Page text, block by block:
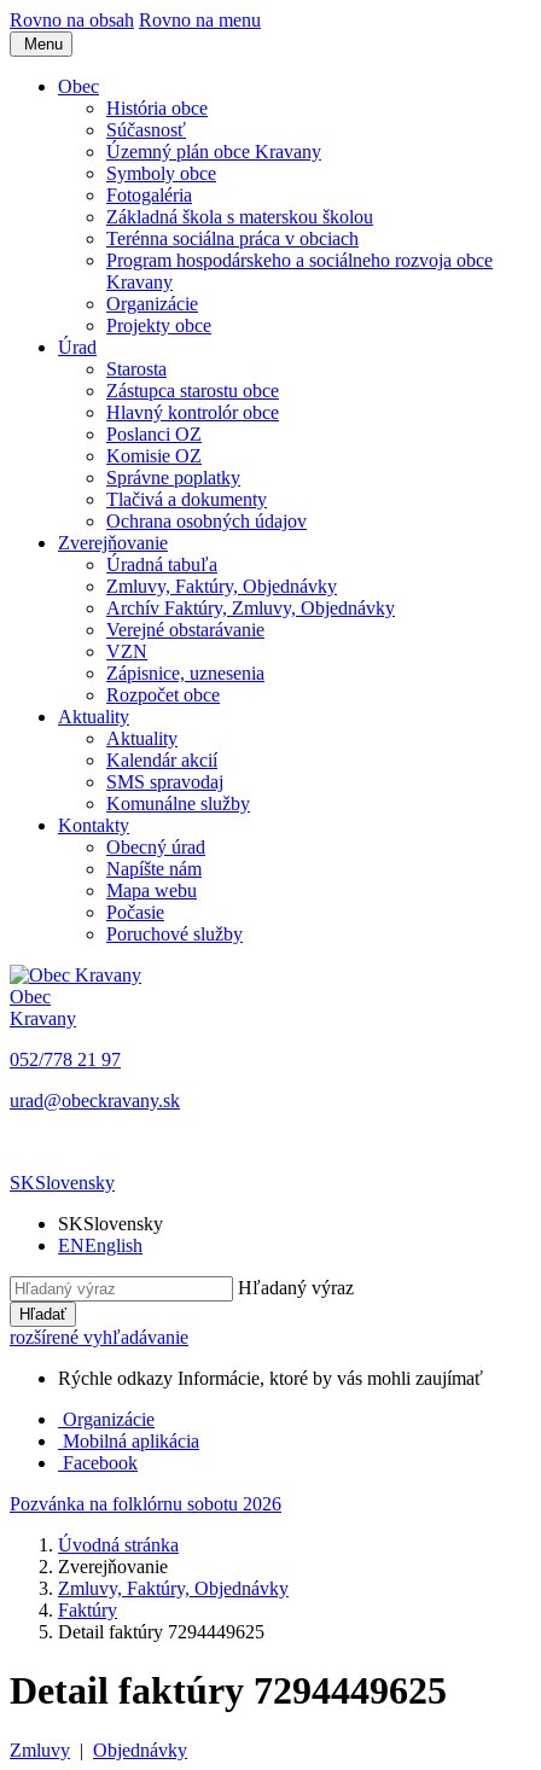
Rovno na obsah Rovno na menu
Menu
Obec
História obce
Súčasnosť
Územný plán obce Kravany
Symboly obce
Fotogaléria
Základná škola s materskou školou
Terénna sociálna práca v obciach
Program hospodárskeho a sociálneho rozvoja obce
Kravany
Organizácie
Projekty obce
Úrad
Starosta
Zástupca starostu obce
Hlavný kontrolór obce
Poslanci OZ
Komisie OZ
Správne poplatky
Tlačivá a dokumenty
Ochrana osobných údajov
Zverejňovanie
Úradná tabuľa
Zmluvy, Faktúry, Objednávky
Archív Faktúry, Zmluvy, Objednávky
Verejné obstarávanie
VZN
Zápisnice, uznesenia
Rozpočet obce
Aktuality
Aktuality
Kalendár akcií
SMS spravodaj
Komunálne služby
Kontakty
Obecný úrad
Napíšte nám
Mapa webu
Počasie
Poruchové služby
Obec
Kravany
052/778 21 97
urad@obeckravany.sk
SKSlovensky
SKSlovensky
ENEnglish
Hľadaný výraz
Hľadať
rozšírené vyhľadávanie
Rýchle odkazy Informácie, ktoré by vás mohli zaujímať
Organizácie
Mobilná aplikácia
Facebook
Pozvánka na folklórnu sobotu 2026
Úvodná stránka
Zverejňovanie
Zmluvy, Faktúry, Objednávky
Faktúry
Detail faktúry 7294449625
Detail faktúry 7294449625
Zmluvy | Objednávky